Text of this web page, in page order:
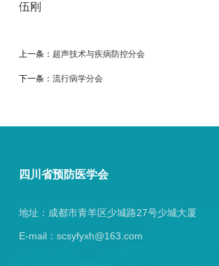
伍刚
上一条： 超声技术与疾病防控分会
下一条： 流行病学分会
四川省预防医学会
地址：成都市青羊区少城路27号少城大厦
E-mail：scsyfyxh@163.com